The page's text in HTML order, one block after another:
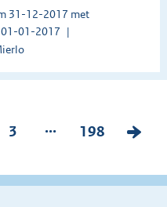
31-12-2017 met
01-01-2017
P
g
3 ...
P
g
198
V
l